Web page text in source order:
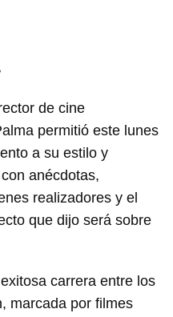
de cine
permitió este lunes
a su estilo y
anécdotas,
realizadores y el
que dijo será sobre
carrera entre los
marcada por filmes